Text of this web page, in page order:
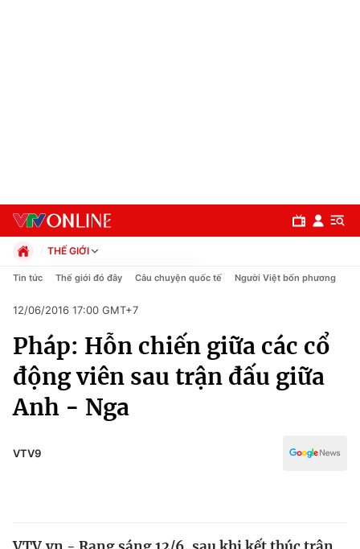
Chuyên mục
Chính trị
Xã hội
Pháp luật
THẾ GIỚI
Chính trị
Pháp luật
Kinh tế
Thể thao
Truyền hình
Văn hóa - Giải trí
Tin tức Thế giới đó đây Câu chuyện quốc tế Người Việt bốn phương
12/06/2016 17:00 GMT+7
Pháp: Hỗn chiến giữa các cổ
động viên sau trận đấu giữa
Anh - Nga
VTV9